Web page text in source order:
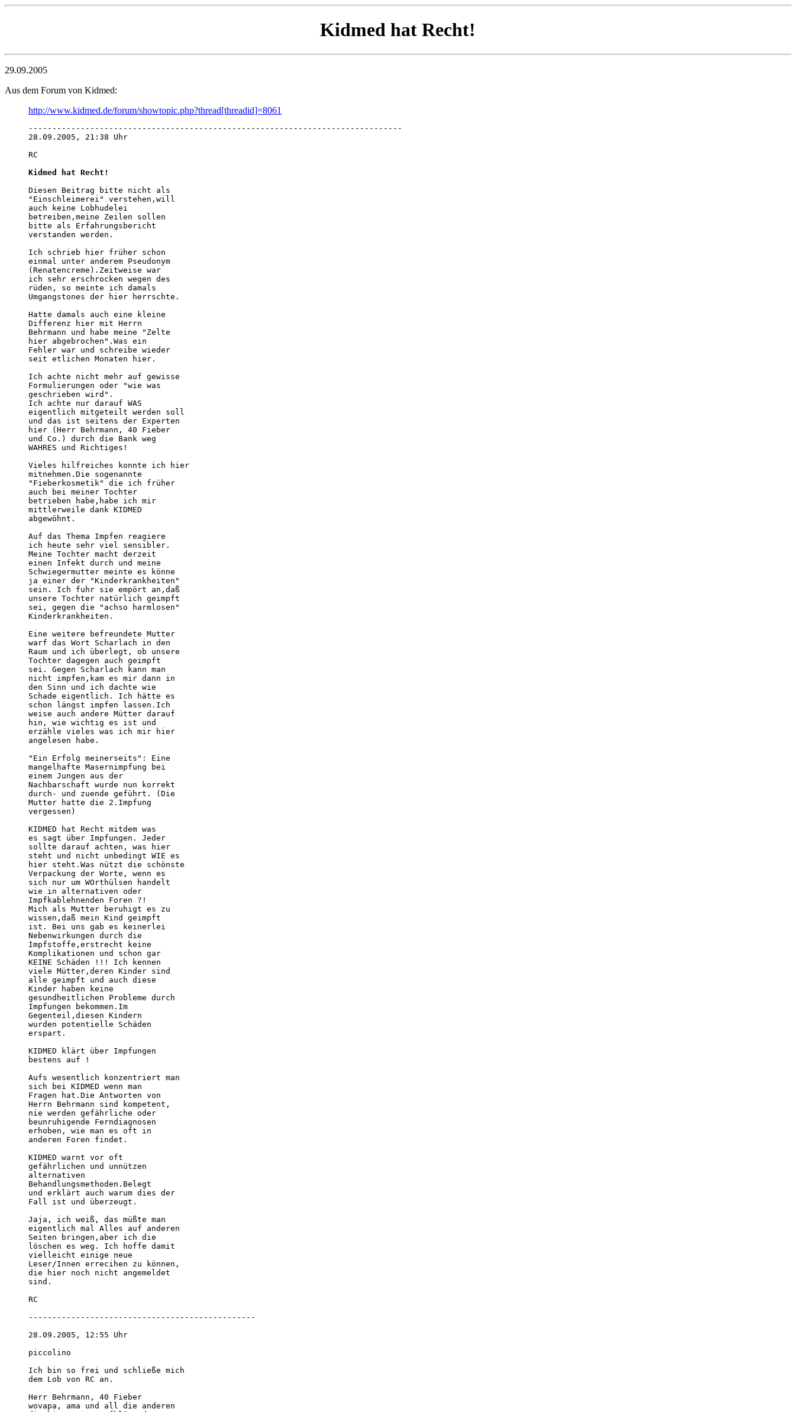
Kidmed hat Recht!
29.09.2005
Aus dem Forum von Kidmed:
http://www.kidmed.de/forum/showtopic.php?thread[threadid]=8061
-------------------------------------------------------------------------------
28.09.2005, 21:38 Uhr
RC
Kidmed hat Recht!
Diesen Beitrag bitte nicht als
"Einschleimerei" verstehen,will
auch keine Lobhudelei
betreiben,meine Zeilen sollen
bitte als Erfahrungsbericht
verstanden werden.
Ich schrieb hier früher schon
einmal unter anderem Pseudonym
(Renatencreme).Zeitweise war
ich sehr erschrocken wegen des
rüden, so meinte ich damals
Umgangstones der hier herrschte.
Hatte damals auch eine kleine
Differenz hier mit Herrn
Behrmann und habe meine "Zelte
hier abgebrochen".Was ein
Fehler war und schreibe wieder
seit etlichen Monaten hier.
Ich achte nicht mehr auf gewisse
Formulierungen oder "wie was
geschrieben wird".
Ich achte nur darauf WAS
eigentlich mitgeteilt werden soll
und das ist seitens der Experten
hier (Herr Behrmann, 40 Fieber
und Co.) durch die Bank weg
WAHRES und Richtiges!
Vieles hilfreiches konnte ich hier
mitnehmen.Die sogenannte
"Fieberkosmetik" die ich früher
auch bei meiner Tochter
betrieben habe,habe ich mir
mittlerweile dank KIDMED
abgewöhnt.
Auf das Thema Impfen reagiere
ich heute sehr viel sensibler.
Meine Tochter macht derzeit
einen Infekt durch und meine
Schwiegermutter meinte es könne
ja einer der "Kinderkrankheiten"
sein. Ich fuhr sie empört an,daß
unsere Tochter natürlich geimpft
sei, gegen die "achso harmlosen"
Kinderkrankheiten.
Eine weitere befreundete Mutter
warf das Wort Scharlach in den
Raum und ich überlegt, ob unsere
Tochter dagegen auch geimpft
sei. Gegen Scharlach kann man
nicht impfen,kam es mir dann in
den Sinn und ich dachte wie
Schade eigentlich. Ich hätte es
schon längst impfen lassen.Ich
weise auch andere Mütter darauf
hin, wie wichtig es ist und
erzähle vieles was ich mir hier
angelesen habe.
"Ein Erfolg meinerseits": Eine
mangelhafte Masernimpfung bei
einem Jungen aus der
Nachbarschaft wurde nun korrekt
durch- und zuende geführt. (Die
Mutter hatte die 2.Impfung
vergessen)
KIDMED hat Recht mitdem was
es sagt über Impfungen. Jeder
sollte darauf achten, was hier
steht und nicht unbedingt WIE es
hier steht.Was nützt die schönste
Verpackung der Worte, wenn es
sich nur um WOrthülsen handelt
wie in alternativen oder
Impfkablehnenden Foren ?!
Mich als Mutter beruhigt es zu
wissen,daß mein Kind geimpft
ist. Bei uns gab es keinerlei
Nebenwirkungen durch die
Impfstoffe,erstrecht keine
Komplikationen und schon gar
KEINE Schäden !!! Ich kennen
viele Mütter,deren Kinder sind
alle geimpft und auch diese
Kinder haben keine
gesundheitlichen Probleme durch
Impfungen bekommen.Im
Gegenteil,diesen Kindern
wurden potentielle Schäden
erspart.
KIDMED klärt über Impfungen
bestens auf !
Aufs wesentlich konzentriert man
sich bei KIDMED wenn man
Fragen hat.Die Antworten von
Herrn Behrmann sind kompetent,
nie werden gefährliche oder
beunruhigende Ferndiagnosen
erhoben, wie man es oft in
anderen Foren findet.
KIDMED warnt vor oft
gefährlichen und unnützen
alternativen
Behandlungsmethoden.Belegt
und erklärt auch warum dies der
Fall ist und überzeugt.
Jaja, ich weiß, das müßte man
eigentlich mal Alles auf anderen
Seiten bringen,aber ich die
löschen es weg. Ich hoffe damit
vielleicht einige neue
Leser/Innen errecihen zu können,
die hier noch nicht angemeldet
sind.
RC
------------------------------------------------
28.09.2005, 12:55 Uhr
piccolino
Ich bin so frei und schließe mich
dem Lob von RC an.
Herr Behrmann, 40 Fieber
wovapa, ama und all die anderen